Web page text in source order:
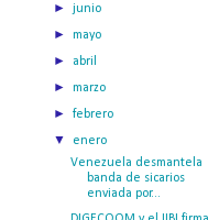
►junio
►mayo
► abril
►marzo
►febrero
▼ enero
Venezuela desmantela
banda de sicarios
enviada por...